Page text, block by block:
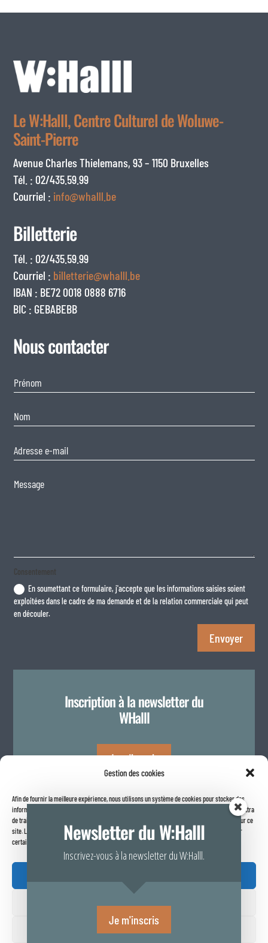
Gestion des cookies
Afin de fournir la meilleure expérience, nous utilisons un système de cookies pour stocker des
informations sur votre navigateur internet. Le fait de consentir à ces technologies nous permettra
de traiter des données telles que le comportement de navigation ou les identifiants uniques sur ce
site. Le fait de ne pas consentir ou de retirer son consentement peut avoir un effet négatif sur
certaines caractéristiques et fonctions.
Le W:Halll, Centre Culturel de Woluwe-
Saint-Pierre
Avenue Charles Thielemans, 93 – 1150 Bruxelles
Tél. : 02/435.59.99
Courriel : info@whalll.be
Billetterie
Tél. : 02/435.59.99
Courriel : billetterie@whalll.be
IBAN : BE72 0018 0888 6716
BIC : GEBABEBB
Nous contacter
Consentement
En soumettant ce formulaire, j'accepte que les informations saisies soient
exploitées dans le cadre de ma demande et de la relation commerciale qui peut
en découler.
Envoyer
Inscription à la newsletter du
WHalll
Je m'inscris
Rapport de transparence 2025
Newsletter du W:Halll
Inscrivez-vous à la newsletter du W:Halll.
Je m'inscris